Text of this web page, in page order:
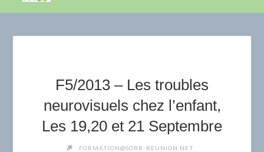
F5/2013 – Les troubles
neurovisuels chez l’enfant,
Les 19,20 et 21 Septembre
FORMATION@SORR-REUNION.NET